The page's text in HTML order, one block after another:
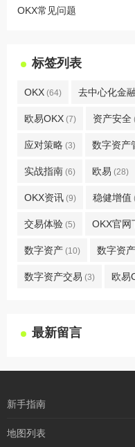
OKX常见问题
标签列表
OKX (64) 去中心化金融
欧易OKX (7) 资产安全
应对策略 (3) 数字资产
实战指南 (6) 欧易 (28)
OKX资讯 (9) 稳健增值
交易体验 (5) OKX官网
数字资产 (10) 数字资
数字资产交易 (3) 欧易
最新留言
新手指南
购买流程
地图列表